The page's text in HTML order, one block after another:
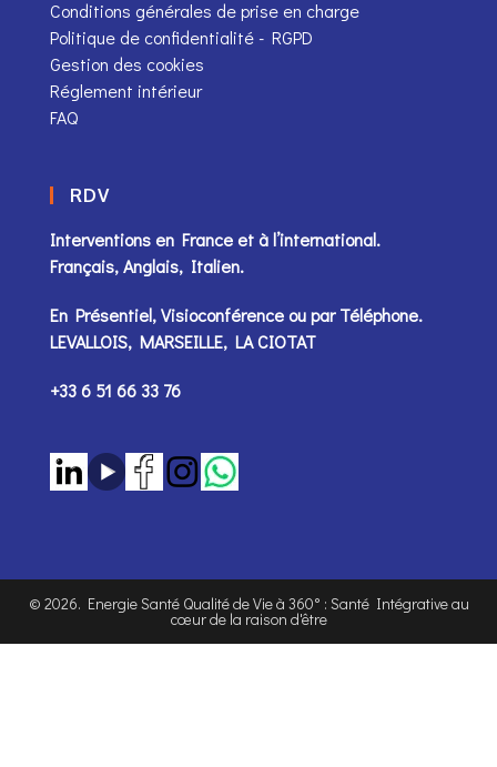
Conditions générales de prise en charge
Politique de confidentialité - RGPD
Gestion des cookies
Réglement intérieur
FAQ
RDV
Interventions en France et à l’international.
Français, Anglais, Italien.
En Présentiel, Visioconférence ou parTéléphone.
LEVALLOIS, MARSEILLE, LA CIOTAT
+33 6 51 66 33 76
© 2026. Energie Santé Qualité de Vie à 360° : Santé Intégrative au
cœur de la raison d'être